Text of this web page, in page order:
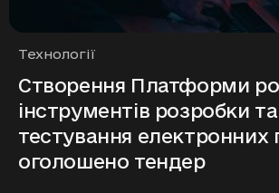
Рубрики
Технології
Створення Платформи
інструментів розробки та
тестування електронних
оголошено тендер